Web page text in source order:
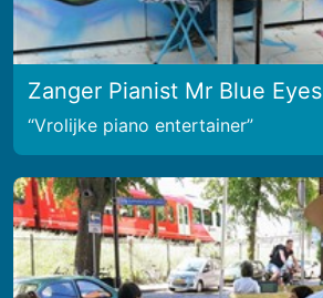
Zanger Pianist Mr Blue Eyes
Vrolijke piano entertainer